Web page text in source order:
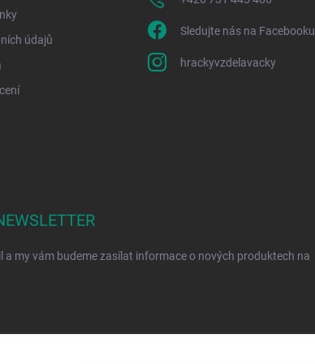
údajů
Sledujte nás na Facebooku
hrackyvzdelavacky
a my vám budeme zasílat informace o nových produktech na